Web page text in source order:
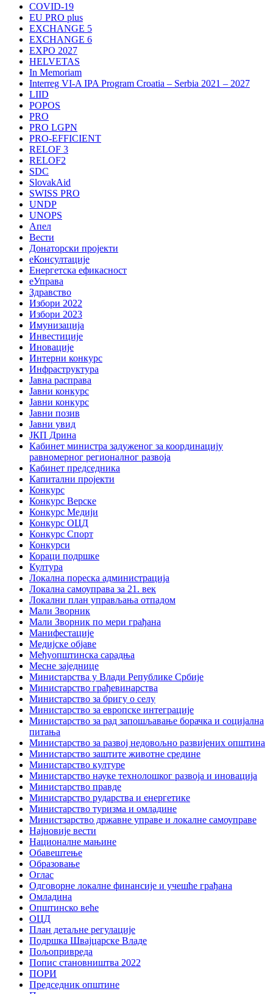
COVID-19
EU PRO plus
EXCHANGE 5
EXCHANGE 6
EXPO 2027
HELVETAS
In Memoriam
Interreg VI-A IPA Program Croatia – Serbia 2021 – 2027
LIID
POPOS
PRO
PRO LGPN
PRO-EFFICIENT
RELOF 3
RELOF2
SDC
SlovakAid
SWISS PRO
UNDP
UNOPS
Апел
Вести
Донаторски пројекти
еКонсултације
Енергетска ефикасност
еУправа
Здравство
Избори 2022
Избори 2023
Имунизација
Инвестиције
Иновације
Интерни конкурс
Инфраструктура
Јавна расправа
Јавни конкурс
Јавни конкурс
Јавни позив
Јавни увид
ЈКП Дрина
Кабинет министра задуженог за координацију
равномерног регионалног развоја
Кабинет председника
Капитални пројекти
Конкурс
Конкурс Верске
Конкурс Медији
Конкурс ОЦД
Конкурс Спорт
Конкурси
Кораци подршке
Култура
Локална пореска администрација
Локална самоуправа за 21. век
Локални план управљања отпадом
Мали Зворник
Мали Зворник по мери грађана
Манифестације
Медијске објаве
Међуопштинска сарадња
Месне заједнице
Министарства у Влади Републике Србије
Министарство грађевинарства
Министарство за бригу о селу
Министарство за европске интеграције
Министарство за рад запошљавање борачка и социјална
питања
Министарство за развој недовољно развијених општина
Министарство заштите животне средине
Министарство културе
Министарство науке технолошког развоја и иновација
Министарство правде
Министарство рударства и енергетике
Министарство туризма и омладине
Министзарство државне управе и локалне самоуправе
Најновије вести
Националне мањине
Обавештење
Образовање
Оглас
Одговорне локалне финансије и учешће грађана
Омладина
Општинско веће
ОЦД
План детаљне регулације
Подршка Швајцарске Владе
Пољопривреда
Попис становништва 2022
ПОРИ
Председник општине